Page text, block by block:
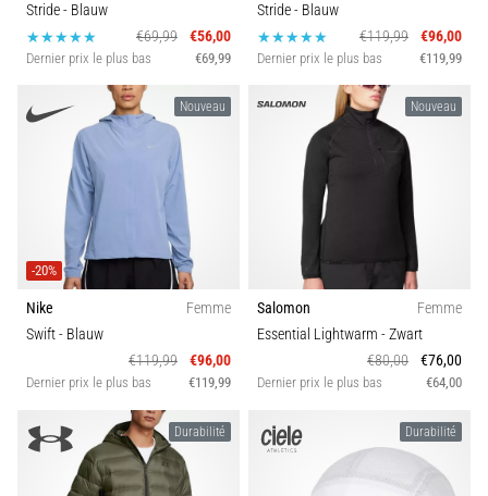
Stride- Blauw
€69,99
€56,00
Dernier prix le plus bas €69,99
Stride- Blauw
€119,99
€96,00
Dernier prix le plus bas €119,99
Nouveau
-20%
Nike
Femme
Swift- Blauw
€119,99
€96,00
Dernier prix le plus bas €119,99
Nouveau
Salomon
Femme
Essential Lightwarm - Zwart
€80,00
€76,00
Dernier prix le plus bas €64,00
Durabilité Durabilité